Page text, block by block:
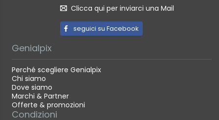
Clicca qui per inviarci una Mail
seguici su Facebook
Genialpix
Perché scegliere Genialpix
Chi siamo
Dove siamo
Marchi & Partner
Offerte & promozioni
Condizioni